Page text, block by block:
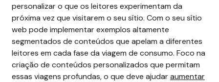
personalizar o que os leitores experimentam da
próxima vez que visitarem o seu sítio. Com o seu sítio
web pode implementar exemplos altamente
segmentados de conteúdos que apelam a diferentes
leitores em cada fase da viagem de consumo. Foco na
criação de conteúdos personalizados que permitam
essas viagens profundas, o que deve ajudaraumentar